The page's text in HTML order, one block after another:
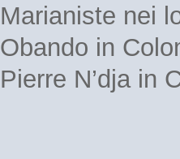
Marianiste nei
Obando in
Pierre N’dja in